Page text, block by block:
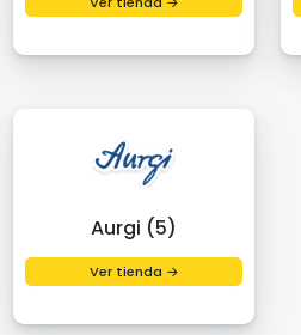
Aurgi (5)
Ver tienda →